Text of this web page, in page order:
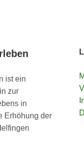
ist ein
zur
in
Erhöhung der